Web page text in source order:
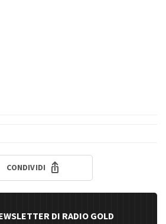
CONDIVIDI
DI RADIO GOLD